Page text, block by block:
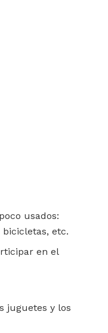
usados:
bicicletas, etc.
en el
juguetes y los